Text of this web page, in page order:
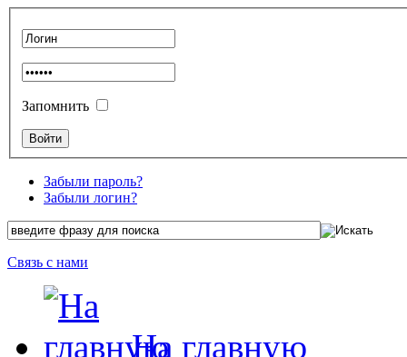
Запомнить
Забыли пароль?
Забыли логин?
Связь с нами
На главную